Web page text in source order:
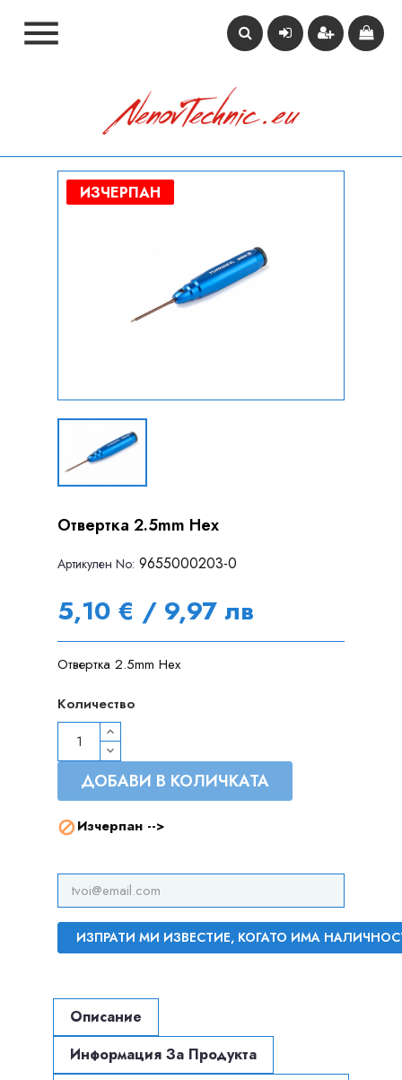

ИЗЧЕРПАН
Отвертка 2.5mm Hex
Артикулен Nо: 9655000203-0
5,10 € / 9,97 лв
Отвертка 2.5mm Hex
Количество
ДОБАВИ В КОЛИЧКАТА
 Изчерпан -->
ИЗПРАТИ МИ ИЗВЕСТИЕ, КОГАТО ИМА
Описание
Информация За Продукта